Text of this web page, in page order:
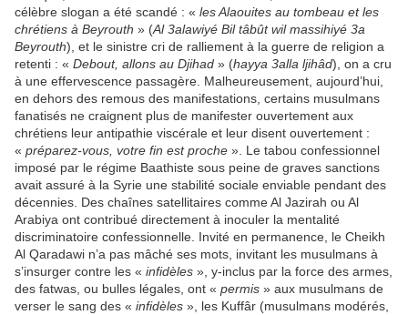
célèbre slogan a été scandé : « les Alaouites au tombeau et les
chrétiens à Beyrouth » (Al 3alawiyé Bil tâbût wil massihiyé 3a
Beyrouth), et le sinistre cri de ralliement à la guerre de religion a
retenti : « Debout, allons au Djihad » (hayya 3alla ljihâd), on a cru
à une effervescence passagère. Malheureusement, aujourd’hui,
en dehors des remous des manifestations, certains musulmans
fanatisés ne craignent plus de manifester ouvertement aux
chrétiens leur antipathie viscérale et leur disent ouvertement :
« préparez-vous, votre fin est proche ». Le tabou confessionnel
imposé par le régime Baathiste sous peine de graves sanctions
avait assuré à la Syrie une stabilité sociale enviable pendant des
décennies. Des chaînes satellitaires comme Al Jazirah ou Al
Arabiya ont contribué directement à inoculer la mentalité
discriminatoire confessionnelle. Invité en permanence, le Cheikh
Al Qaradawi n’a pas mâché ses mots, invitant les musulmans à
s’insurger contre les « infidèles », y-inclus par la force des armes,
des fatwas, ou bulles légales, ont « permis » aux musulmans de
verser le sang des « infidèles », les Kuffâr (musulmans modérés,